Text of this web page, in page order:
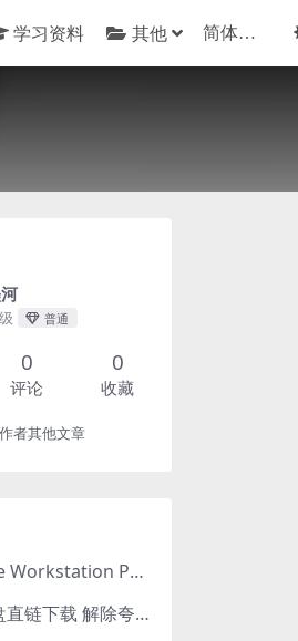
学习资料 其他
普通
0
评论
0
收藏
者其他文章
VMware Workstation Pro 16 永久激活密钥(序列号)
夸克网盘直链下载 解除夸克网盘下载限制 油猴脚本